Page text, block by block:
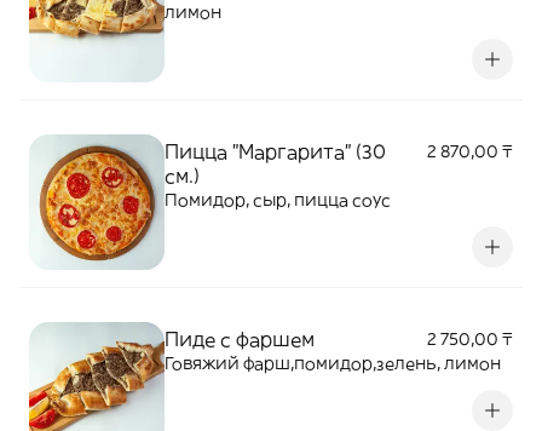
лимон
Пицца "Маргарита" (30
см.)
2 870,00 ₸
Помидор, сыр, пицца соус
Пиде с фаршем
2 750,00 ₸
Говяжий фарш,помидор,зелень, лимон